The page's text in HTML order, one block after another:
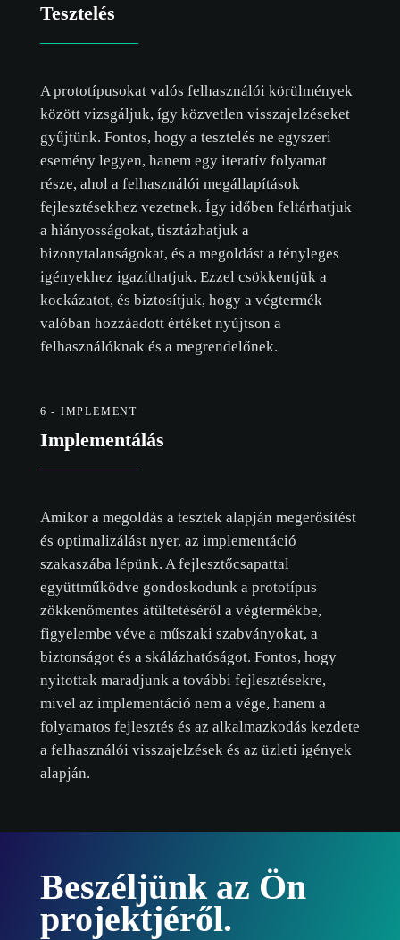
Tesztelés
A prototípusokat valós felhasználói körülmények
között vizsgáljuk, így közvetlen visszajelzéseket
gyűjtünk. Fontos, hogy a tesztelés ne egyszeri
esemény legyen, hanem egy iteratív folyamat
része, ahol a felhasználói megállapítások
fejlesztésekhez vezetnek. Így időben feltárhatjuk
a hiányosságokat, tisztázhatjuk a
bizonytalanságokat, és a megoldást a tényleges
igényekhez igazíthatjuk. Ezzel csökkentjük a
kockázatot, és biztosítjuk, hogy a végtermék
valóban hozzáadott értéket nyújtson a
felhasználóknak és a megrendelőnek.
6 - IMPLEMENT
Implementálás
Amikor a megoldás a tesztek alapján megerősítést
és optimalizálást nyer, az implementáció
szakaszába lépünk. A fejlesztőcsapattal
együttműködve gondoskodunk a prototípus
zökkenőmentes átültetéséről a végtermékbe,
figyelembe véve a műszaki szabványokat, a
biztonságot és a skálázhatóságot. Fontos, hogy
nyitottak maradjunk a további fejlesztésekre,
mivel az implementáció nem a vége, hanem a
folyamatos fejlesztés és az alkalmazkodás kezdete
a felhasználói visszajelzések és az üzleti igények
alapján.
Beszéljünk az Ön
projektjéről.